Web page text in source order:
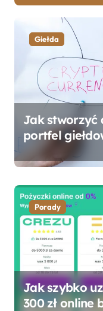
Giełda
Jak stworzyć
portfel
Porady
Jak szybko
300 zł online